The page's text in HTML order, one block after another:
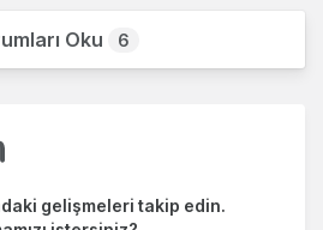
Oku 6
gelişmeleri takip edin.